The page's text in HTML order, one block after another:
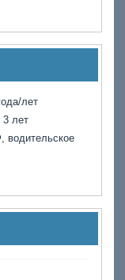
лет
3 лет
водительское